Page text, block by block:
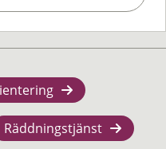
Räddningstjänst